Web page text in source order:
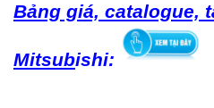
Bảng giá, catalogue,
Mitsubishi: